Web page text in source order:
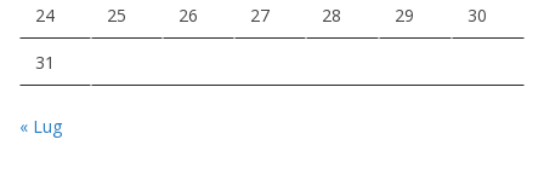
24 25 26 27 28 29 30
31
« Lug